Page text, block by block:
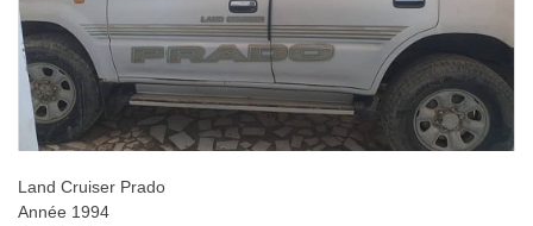
Land Cruiser Prado
Année 1994